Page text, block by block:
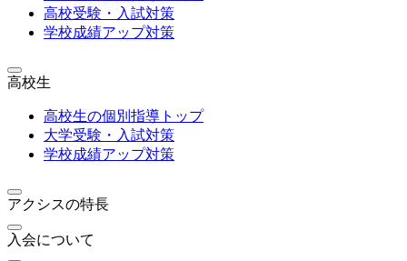
高校受験・入試対策
学校成績アップ対策
高校生
高校生の個別指導トップ
大学受験・入試対策
学校成績アップ対策
アクシスの特長
入会について